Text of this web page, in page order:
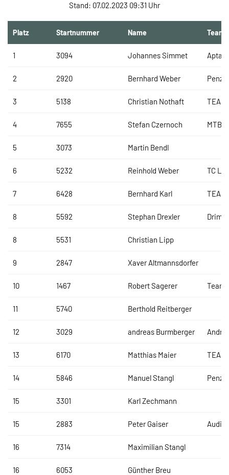
Stand: 07.02.2023 09:31 Uhr
Platz Startnummer Name Team
1 3094 Johannes Simmet Aptar
2 2920 Bernhard Weber
3 5138 Christian Nothaft TEAM
4 7655 Stefan Czernoch MTB
5 3073 Martin Bendl
6 5232 Reinhold Weber TC
7 6428 Bernhard Karl TEAM
8 5592 Stephan Drexler
8 5531 Christian Lipp
9 2847 Xaver Altmannsdorfer
10 1467 Robert Sagerer Team
11 5740 Berthold Reitberger
12 3029 andreas Burmberger
13 6170 Matthias Maier TEAM
14 5846 Manuel Stangl
15 3301 Karl Zechmann
15 2883 Peter Gaiser Audi
16 7314 Maximilian Stangl
16 6053 Günther Breu